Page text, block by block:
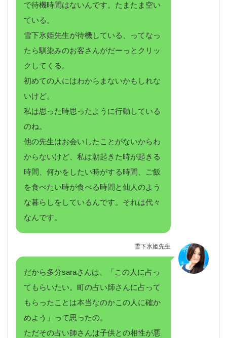
で待機時間はないんです。たまたま空い
ている。
雪下氷姫先生が待機している、ってなっ
たら馴染みのお客さんがだーっとクリッ
クしてくる。
初めての人にはわからまないかもしれな
いけど。
私は思った時思ったように行動している
のね。
他の先生はお会いしたことがないからわ
からないけど、私は朝起きた時が起きる
時間、何かをしたい時がする時間、ご飯
を食べたい時が食べる時間と仙人のよう
な暮らしをしているんです。それは代々
なんです。
雪下氷姫先生
だから多分saraさんは、「この人に占っ
てもらいたい。町の占い師さんに占って
もらったことは本当なのかこの人に確か
めよう」って思ったの。
ただその占い師さんは子供との相性が悪